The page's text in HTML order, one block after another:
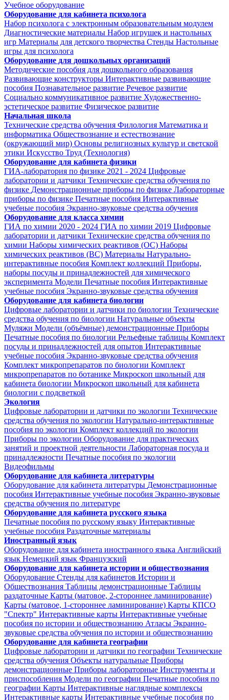
Учебное оборудование
Оборудование для кабинета психолога
Набор психолога с электронным образовательным модулем
Диагностические материалы Набор игрушек и настольных
игр Материалы для детского творчества Стенды Настольные
игры для психолога
Оборудование для дошкольных организаций
Методические пособия для дошкольного образования
Развивающие конструкторы Интерактивные развивающие
пособия Познавательное развитие Речевое развитие
Социально коммуникативное развитие Художественно-
эстетическое развитие Физическое развитие
Начальная школа
Технические средства обучения Филология Математика и
информатика Обществознание и естествознание
(окружающий мир) Основы религиозных культур и светской
этики Искусство Труд (Технология)
Оборудование для кабинета физики
ГИА-лаборатория по физике 2021 - 2024 Цифровые
лаборатории и датчики Технические средства обучения по
физике Демонстрационные приборы по физике Лабораторные
приборы по физике Печатные пособия Интерактивные
учебные пособия Экранно-звуковые средства обучения
Оборудование для класса химии
ГИА по химии 2020 - 2024 ГИА по химии 2019 Цифровые
лаборатории и датчики Технические средства обучения по
химии Наборы химических реактивов (ОС) Наборы
химических реактивов (ВС) Материалы Натурально-
интерактивные пособия Комплект коллекций Приборы,
наборы посуды и принадлежностей для химического
эксперимента Модели Печатные пособия Интерактивные
учебные пособия Экранно-звуковые средства обучения
Оборудование для кабинета биологии
Цифровые лаборатории и датчики по биологии Технические
средства обучения по биологии Натуральные объекты
Муляжи Модели (объёмные) демонстрационные Приборы
Печатные пособия по биологии Рельефные таблицы Комплект
посуды и принадлежностей для опытов Интерактивные
учебные пособия Экранно-звуковые средства обучения
Комплект микропрепаратов по биологии Комплект
микропрепаратов по ботанике Микроскоп школьный для
кабинета биологии Микроскоп школьный для кабинета
биологии с подсветкой
Экология
Цифровые лаборатории и датчики по экологии Технические
средства обучения по экологии Натурально-интерактивные
пособия по экологии Комплект коллекций по экологии
Приборы по экологии Оборудование для практических
занятий и проектной деятельности Лабораторная посуда и
принадлежности Печатные пособия по экологии
Видеофильмы
Оборудование для кабинета литературы
Оборудование для кабинета литературы Демонстрационные
пособия Интерактивные учебные пособия Экранно-звуковые
средства обучения по литературе
Оборудование для кабинета русского языка
Печатные пособия по русскому языку Интерактивные
учебные пособия Раздаточные материалы
Иностранный язык
Оборудование для кабинета иностранного языка Английский
язык Немецкий язык Французский
Оборудование для кабинета истории и обществознания
Оборудование Стенды для кабинетов Истории и
Обществознания Таблицы демонстрационные Таблицы
раздаточные Карты (матовое, 2-стороннее ламинирование)
Карты (матовое, 1-стороннее ламинирование) Карты КПСО
"Спектр" Интерактивные карты Интерактивные учебные
пособия по истории и обществознанию Атласы Экранно-
звуковые средства обучения по истории и обществознанию
Оборудование для кабинета географии
Цифровые лаборатории и датчики по географии Технические
средства обучения Объекты натуральные Приборы
демонстрационные Приборы лабораторные Инструменты и
приспособления Модели по географии Печатные пособия по
географии Карты Интерактивные наглядные комплексы
Интерактивные карты Интерактивные учебные пособия по